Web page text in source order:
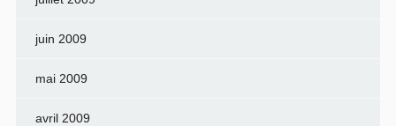
juin 2009
mai 2009
avril 2009